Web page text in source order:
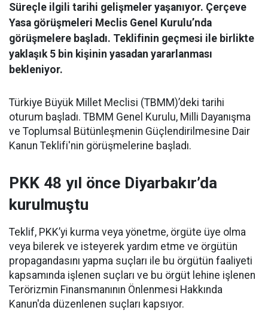
Süreçle ilgili tarihi gelişmeler yaşanıyor. Çerçeve
Yasa görüşmeleri Meclis Genel Kurulu’nda
görüşmelere başladı. Teklifinin geçmesi ile birlikte
yaklaşık 5 bin kişinin yasadan yararlanması
bekleniyor.
Türkiye Büyük Millet Meclisi (TBMM)’deki tarihi
oturum başladı. TBMM Genel Kurulu, Milli Dayanışma
ve Toplumsal Bütünleşmenin Güçlendirilmesine Dair
Kanun Teklifi'nin görüşmelerine başladı.
PKK 48 yıl önce Diyarbakır’da
kurulmuştu
Teklif, PKK’yi kurma veya yönetme, örgüte üye olma
veya bilerek ve isteyerek yardım etme ve örgütün
propagandasını yapma suçları ile bu örgütün faaliyeti
kapsamında işlenen suçları ve bu örgüt lehine işlenen
Terörizmin Finansmanının Önlenmesi Hakkında
Kanun'da düzenlenen suçları kapsıyor.